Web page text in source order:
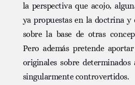
la perspectiva que acojo,
ya propuestas en la doctrina
sobre la base de otras
Pero además pretende
originales sobre determinados
singularmente controvertidos.